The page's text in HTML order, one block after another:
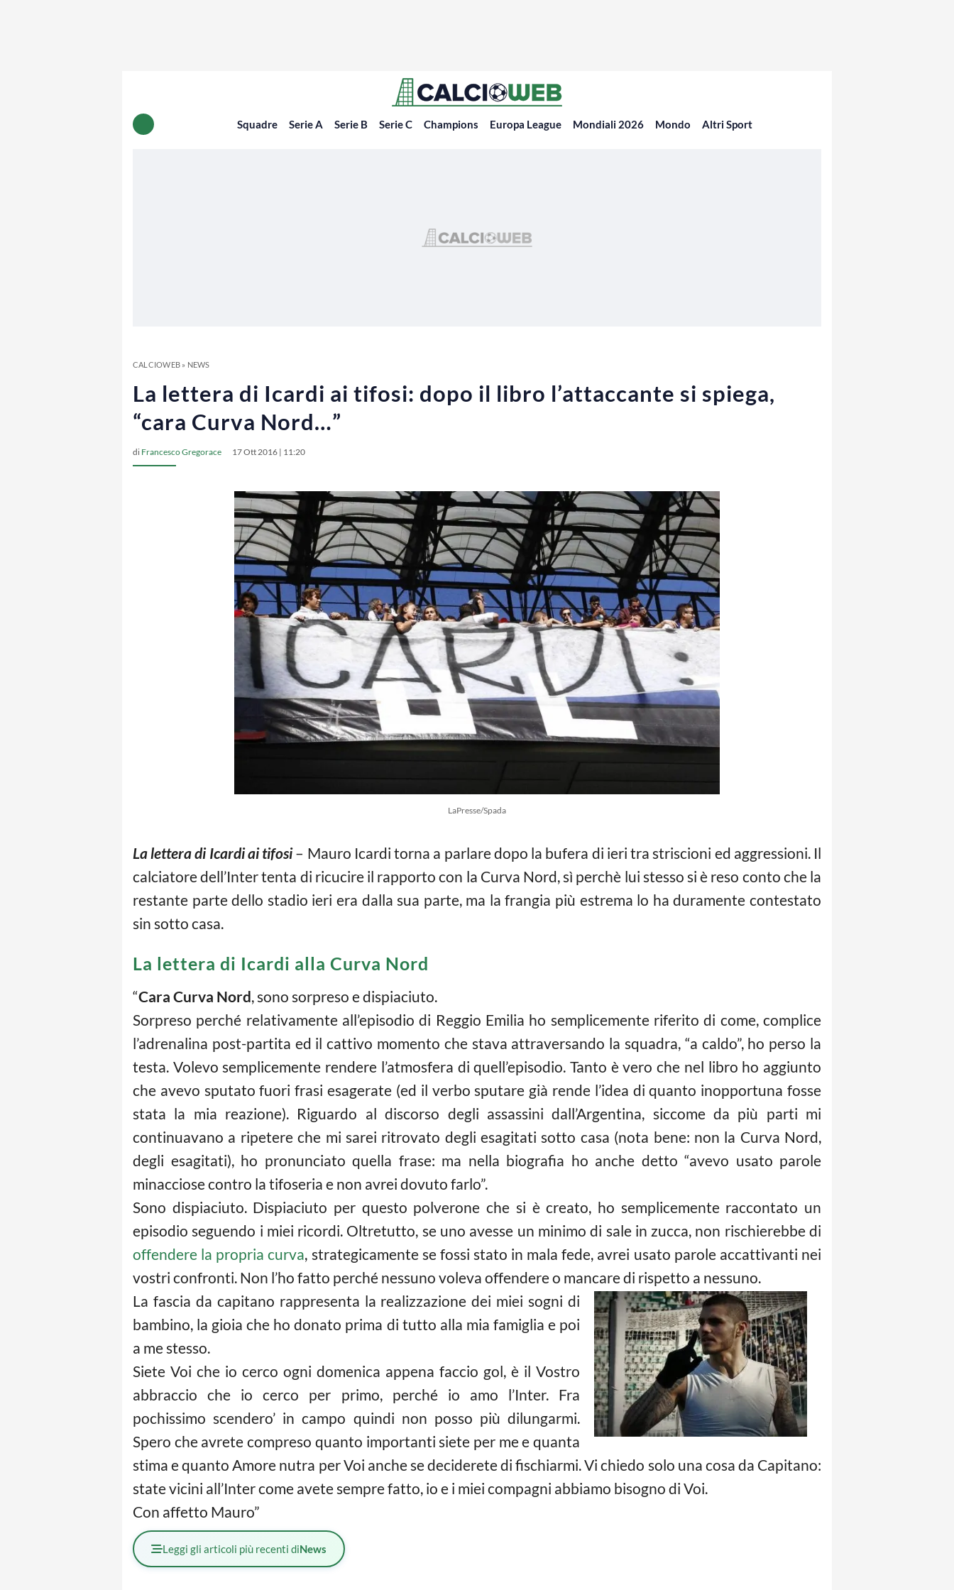
Squadre Serie A Serie B Serie C Champions Europa League Mondiali 2026 Mondo Altri Sport
CALCIOWEB» NEWS
La lettera di Icardi ai tifosi: dopo il libro l’attaccante si spiega,
“cara Curva Nord…”
di Francesco Gregorace 17 Ott 2016 | 11:20
LaPresse/Spada
La lettera di Icardi ai tifosi– Mauro Icardi torna a parlare dopo la bufera di ieri tra striscioni ed aggressioni. Il
calciatore dell’Inter tenta di ricucire il rapporto con la Curva Nord, sì perchè lui stesso si è reso conto che la
restante parte dello stadio ieri era dalla sua parte, ma la frangia più estrema lo ha duramente contestato
sin sotto casa.
La lettera di Icardi alla Curva Nord
“Cara Curva Nord, sono sorpreso e dispiaciuto.
Sorpreso perché relativamente all’episodio di Reggio Emilia ho semplicemente riferito di come, complice
l’adrenalina post-partita ed il cattivo momento che stava attraversando la squadra, “a caldo”, ho perso la
testa. Volevo semplicemente rendere l’atmosfera di quell’episodio. Tanto è vero che nel libro ho aggiunto
che avevo sputato fuori frasi esagerate (ed il verbo sputare già rende l’idea di quanto inopportuna fosse
stata la mia reazione). Riguardo al discorso degli assassini dall’Argentina, siccome da più parti mi
continuavano a ripetere che mi sarei ritrovato degli esagitati sotto casa (nota bene: non la Curva Nord,
degli esagitati), ho pronunciato quella frase: ma nella biografia ho anche detto “avevo usato parole
minacciose contro la tifoseria e non avrei dovuto farlo”.
Sono dispiaciuto. Dispiaciuto per questo polverone che si è creato, ho semplicemente raccontato un
episodio seguendo i miei ricordi. Oltretutto, se uno avesse un minimo di sale in zucca, non rischierebbe di
offendere la propria curva, strategicamente se fossi stato in mala fede, avrei usato parole accattivanti nei
vostri confronti. Non l’ho fatto perché nessuno voleva offendere o mancare di rispetto a nessuno.
La fascia da capitano rappresenta la realizzazione dei miei sogni di
bambino, la gioia che ho donato prima di tutto alla mia famiglia e poi
a me stesso.
Siete Voi che io cerco ogni domenica appena faccio gol, è il Vostro
abbraccio che io cerco per primo, perché io amo l’Inter. Fra
pochissimo scendero’ in campo quindi non posso più dilungarmi.
Spero che avrete compreso quanto importanti siete per me e quanta
stima e quanto Amore nutra per Voi anche se deciderete di fischiarmi. Vi chiedo solo una cosa da Capitano:
state vicini all’Inter come avete sempre fatto, io e i miei compagni abbiamo bisogno di Voi.
Con affetto Mauro”
Leggi gli articoli più recenti diNews